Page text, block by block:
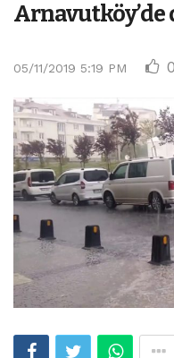
Arnavutköy’de
05/11/2019 5:19 PM 0